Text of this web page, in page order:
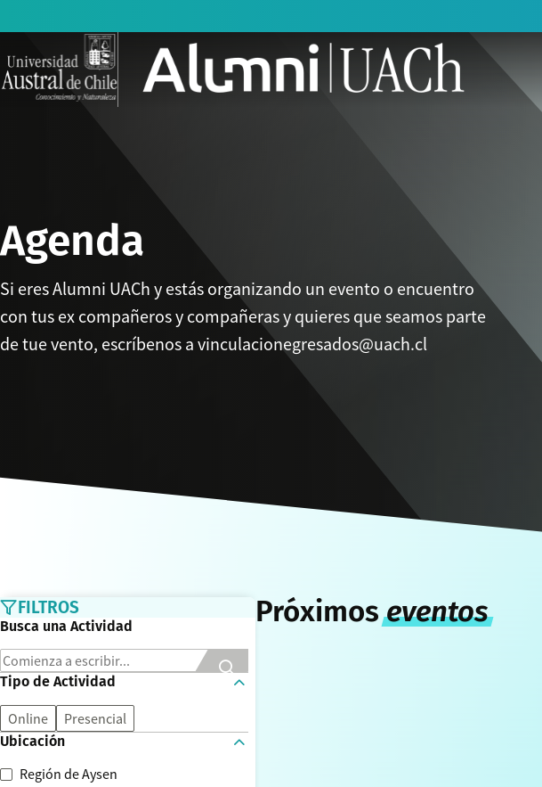
Agenda
Si eres Alumni UACh y estás organizando un evento o encuentro
con tus ex compañeros y compañeras y quieres que seamos parte
de tue vento, escríbenos a vinculacionegresados@uach.cl
FILTROS
Busca una Actividad
Tipo de Actividad
Online Presencial
Ubicación
Región de Aysen
Próximoseventos